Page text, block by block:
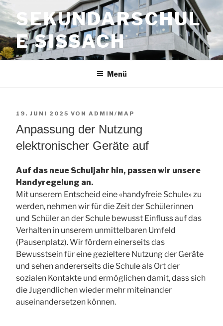
Zum
Inhalt
springenSEKUNDARSCHUL
E SISSACH
Menü
VERÖFFENTLICHT
AM
19. JUNI 2025 VON ADMIN/MAP
Anpassung der Nutzung
elektronischer Geräte auf
Auf das neue Schuljahr hin, passen wir unsere
Handyregelung an.
Mit unserem Entscheid eine «handyfreie Schule» zu
werden, nehmen wir für die Zeit der Schülerinnen
und Schüler an der Schule bewusst Einfluss auf das
Verhalten in unserem unmittelbaren Umfeld
(Pausenplatz). Wir fördern einerseits das
Bewusstsein für eine gezieltere Nutzung der Geräte
und sehen andererseits die Schule als Ort der
sozialen Kontakte und ermöglichen damit, dass sich
die Jugendlichen wieder mehr miteinander
auseinandersetzen können.